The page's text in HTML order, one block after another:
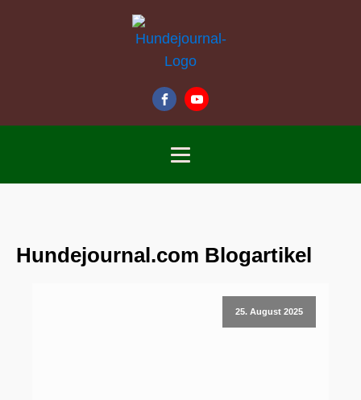
Hundejournal.com Blogartikel
25. August 2025